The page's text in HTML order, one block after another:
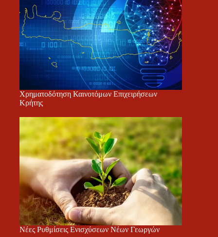
Χρηματοδότηση Καινοτόμων Επιχειρήσεων
Κρήτης
Νέες Ρυθμίσεις Ενισχύσεων Νέων Γεωργών